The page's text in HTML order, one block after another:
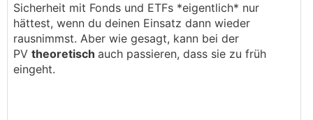
Sicherheit mit Fonds und ETFs *eigentlich* nur
hättest, wenn du deinen Einsatz dann wieder
rausnimmst. Aber wie gesagt, kann bei der
PV theoretisch auch passieren, dass sie zu früh
eingeht.